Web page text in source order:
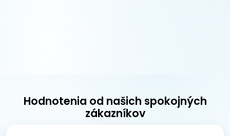
Hodnotenia od našich spokojných
zákazníkov